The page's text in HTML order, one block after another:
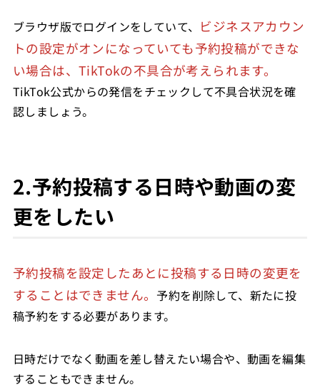
ブラウザ版でログインをしていて、 ビジネスアカウン
トの設定がオンになっていても予約投稿ができな
い場合は、TikTokの不具合が考えられます。
TikTok公式からの発信をチェックして不具合状況を確
認しましょう。
2.予約投稿する日時や動画の変
更をしたい
予約投稿を設定したあとに投稿する日時の変更を
することはできません。予約を削除して、新たに投
稿予約をする必要があります。
日時だけでなく動画を差し替えたい場合や、動画を編集
することもできません。